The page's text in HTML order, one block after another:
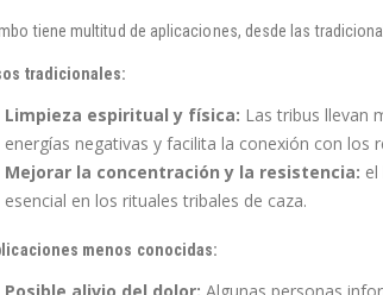
tiene multitud de aplicaciones, desde las
tradicionales:
Limpieza espiritual y física: Las tribus llevan
energías negativas y facilita la conexión con los
Mejorar la concentración y la resistencia:
esencial en los rituales tribales de caza.
menos conocidas: